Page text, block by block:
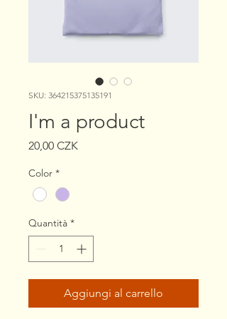
SKU: 364215375135191
I'm a product
20,00 CZKPrezzo
Color *
Quantità *
Aggiungi al carrello